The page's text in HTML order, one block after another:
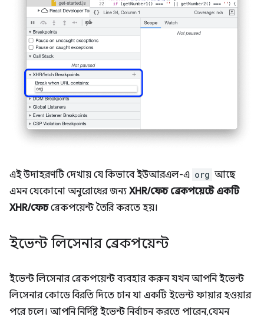
এই উদাহরণটি দেখায় যে কিভাবে ইউআরএল-এ org আছে
এমন যেকোনো অনুরোধের জন্য XHR/ফেচ ব্রেকপয়েন্টে একটি
XHR/ফেচব্রেকপয়েন্ট তৈরি করতে হয়।
ইভেন্ট লিসেনার ব্রেকপয়েন্ট
ইভেন্ট লিসেনার ব্রেকপয়েন্ট ব্যবহার করুন যখন আপনি ইভেন্ট
লিসেনার কোডে বিরতি দিতে চান যা একটি ইভেন্ট ফায়ার হওয়ার
পরে চলে। আপনি নির্দিষ্ট ইভেন্ট নির্বাচন করতে পারেন, যেমন